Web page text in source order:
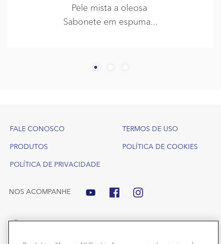
Pele mista a oleosa
Sabonete em espuma
Footer
FALE CONOSCO
PRODUTOS
POLÍTICA DE PRIVACIDADE
TERMOS DE USO
POLÍTICA DE COOKIES
NOS ACOMPANHE